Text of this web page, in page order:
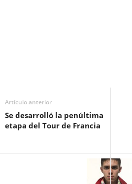
Artículo anterior
Se desarrolló la penúltima
etapa del Tour de Francia